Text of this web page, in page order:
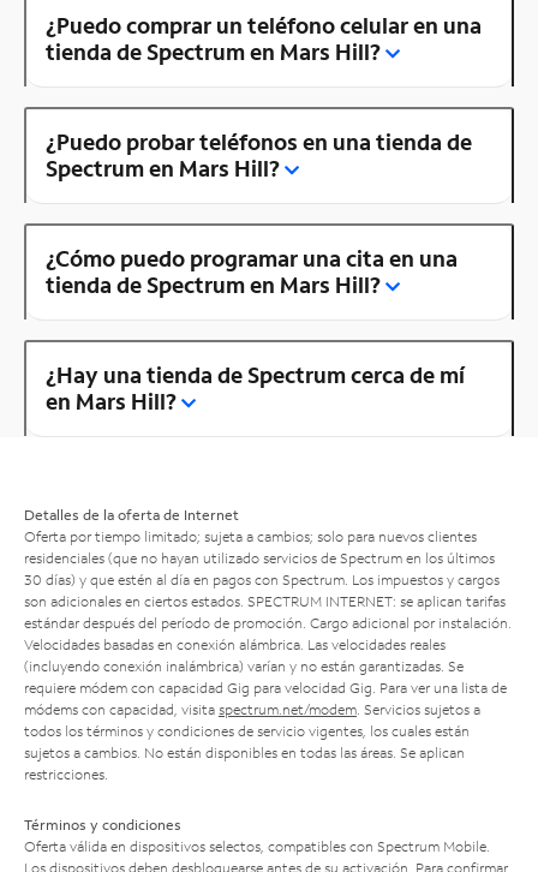
¿Puedo comprar un teléfono celular en una
tienda de Spectrum en Mars Hill?
¿Puedo probar teléfonos en una tienda de
Spectrum en Mars Hill?
¿Cómo puedo programar una cita en una
tienda de Spectrum en Mars Hill?
¿Hay una tienda de Spectrum cerca de mí
en Mars Hill?
Detalles de la oferta de Internet
Oferta por tiempo limitado; sujeta a cambios; solo para nuevos clientes
residenciales (que no hayan utilizado servicios de Spectrum en los últimos
30 días) y que estén al día en pagos con Spectrum. Los impuestos y cargos
son adicionales en ciertos estados. SPECTRUM INTERNET: se aplican tarifas
estándar después del período de promoción. Cargo adicional por instalación.
Velocidades basadas en conexión alámbrica. Las velocidades reales
(incluyendo conexión inalámbrica) varían y no están garantizadas. Se
requiere módem con capacidad Gig para velocidad Gig. Para ver una lista de
módems con capacidad, visita spectrum.net/modem . Servicios sujetos a
todos los términos y condiciones de servicio vigentes, los cuales están
sujetos a cambios. No están disponibles en todas las áreas. Se aplican
restricciones.
Términos y condiciones
Oferta válida en dispositivos selectos, compatibles con Spectrum Mobile.
Los dispositivos deben desbloquearse antes de su activación. Para confirmar